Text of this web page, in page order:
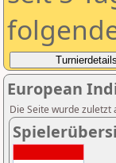
European
Die Seite wurde zuletzt